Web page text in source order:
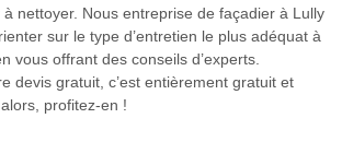
nettoyer. Nous entreprise de façadier à Lully
sur le type d’entretien le plus adéquat à
vous offrant des conseils d’experts.
devis gratuit, c’est entièrement gratuit et
profitez-en !